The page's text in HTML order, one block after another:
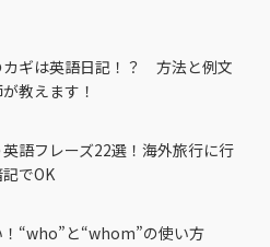
カギは英語日記！？ 方法と例文
教えます！
語フレーズ22選！海外旅行に行
でOK
“who”と“whom”の使い方